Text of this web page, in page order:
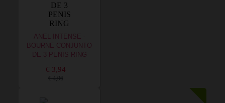
ANEL INTENSE -
BOURNE CONJUNTO
DE 3 PENIS RING
€ 3,94
€ 4,96